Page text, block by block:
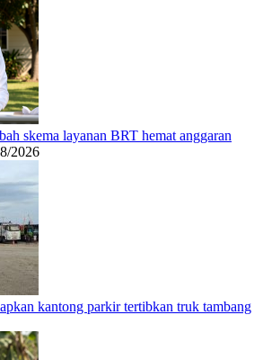
skema layanan BRT hemat anggaran
2026
kantong parkir tertibkan truk tambang